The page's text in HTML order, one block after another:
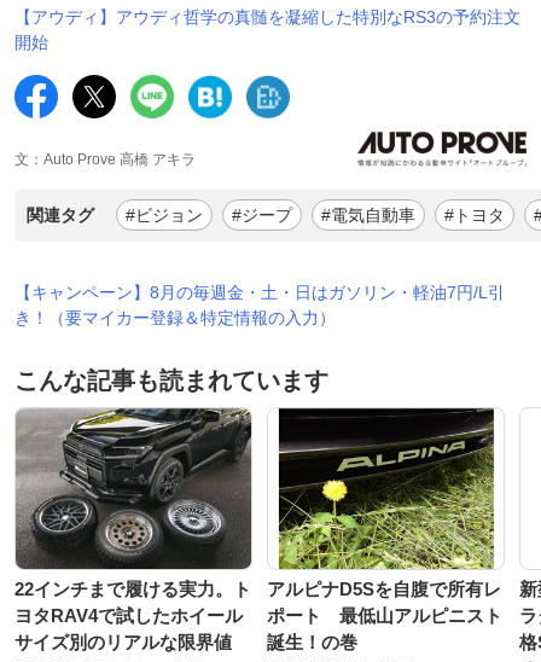
【アウディ】アウディ哲学の真髄を凝縮した特別なRS3の予約注文
開始
文：Auto Prove 高橋 アキラ
関連タグ #ビジョン #ジープ #電気自動車 #トヨタ
【キャンペーン】8月の毎週金・土・日はガソリン・軽油7円/L引
き！（要マイカー登録＆特定情報の入力）
こんな記事も読まれています
22インチまで履ける実力。ト
ヨタRAV4で試したホイール
サイズ別のリアルな限界値
アルピナD5Sを自腹で所有レ
ポート 最低山アルピニスト
誕生！の巻